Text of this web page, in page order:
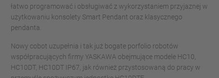
łatwo programować i obsługiwać z wykorzystaniem przyjaznej w
użytkowaniu konsolety Smart Pendant oraz klasycznego
pendanta.
Nowy cobot uzupełnia i tak już bogate porfolio robotów
współpracujących firmy YASKAWA obejmujące modele HC10,
HC10DT, HC10DT IP67, jak również przystosowaną do pracy w